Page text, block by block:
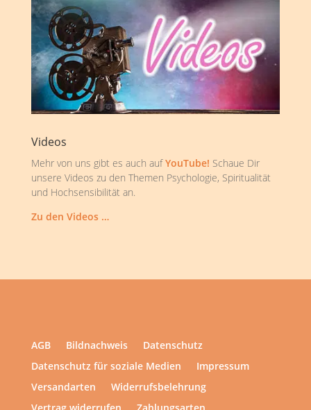
Videos
Mehr von uns gibt es auch aufYouTube! Schaue Dir
unsere Videos zu den Themen Psychologie, Spiritualität
und Hochsensibilität an.
Zu den Videos …
AGB Bildnachweis
Datenschutz
Datenschutz für soziale Medien
Impressum
Versandarten
Widerrufsbelehrung